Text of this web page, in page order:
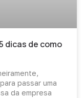
dicas de como
passar uma
da empresa